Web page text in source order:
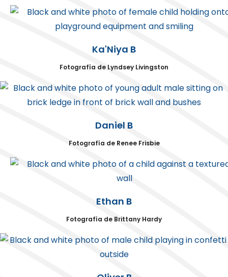
Ka'Niya B
Fotografía de Lyndsey Livingston
Daniel B
Fotografía de Renee Frisbie
Ethan B
Fotografía de Brittany Hardy